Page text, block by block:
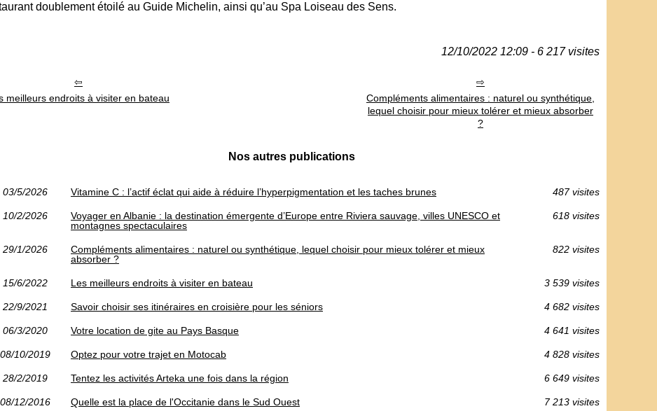
doublement étoilé au Guide Michelin, ainsi qu’au Spa Loiseau des Sens.
12/10/2022 12:09 - 6 217 visites
meilleurs endroits à visiter en bateau
Compléments alimentaires : naturel ou synthétique,
lequel choisir pour mieux tolérer et mieux absorber
?
Nos autres publications
03/5/2026 Vitamine C : l’actif éclat qui aide à réduire l’hyperpigmentation et les taches brunes 487 visites
10/2/2026
Voyager en Albanie : la destination émergente d’Europe entre Riviera sauvage, villes UNESCO et
montagnes spectaculaires
618 visites
29/1/2026
Compléments alimentaires : naturel ou synthétique, lequel choisir pour mieux tolérer et mieux
absorber ?
822 visites
15/6/2022 Les meilleurs endroits à visiter en bateau 3 539 visites
22/9/2021 Savoir choisir ses itinéraires en croisière pour les séniors 4 682 visites
06/3/2020 Votre location de gite au Pays Basque 4 641 visites
08/10/2019 Optez pour votre trajet en Motocab 4 828 visites
28/2/2019 Tentez les activités Arteka une fois dans la région 6 649 visites
08/12/2016 Quelle est la place de l'Occitanie dans le Sud Ouest 7 213 visites